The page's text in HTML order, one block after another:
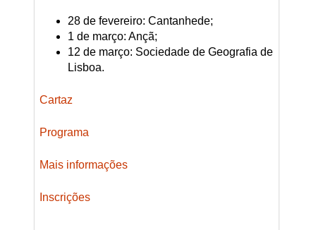
28 de fevereiro: Cantanhede;
1 de março: Ançã;
12 de março: Sociedade de Geografia de
Lisboa.
Cartaz
Programa
Mais informações
Inscrições